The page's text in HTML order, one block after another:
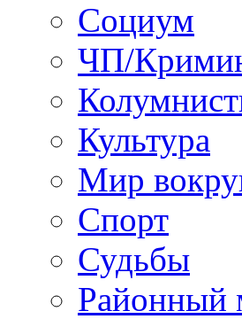
Социум
ЧП/
Культура
Мир
Спорт
Судьбы
Районный